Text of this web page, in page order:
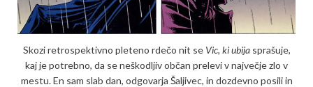
Skozi retrospektivno pleteno rde­čo nit se Vic, ki ubijasprašuje,
kaj je potrebno, da se neškodljiv občan prelevi v največje zlo v
mestu. En sam slab dan, odgovarja Šaljivec, in dozdevno posili in